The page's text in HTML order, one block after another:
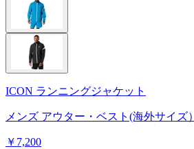
ICON ランニングジャケット
メンズ アウター・ベスト(海外サイズ）
￥7,200